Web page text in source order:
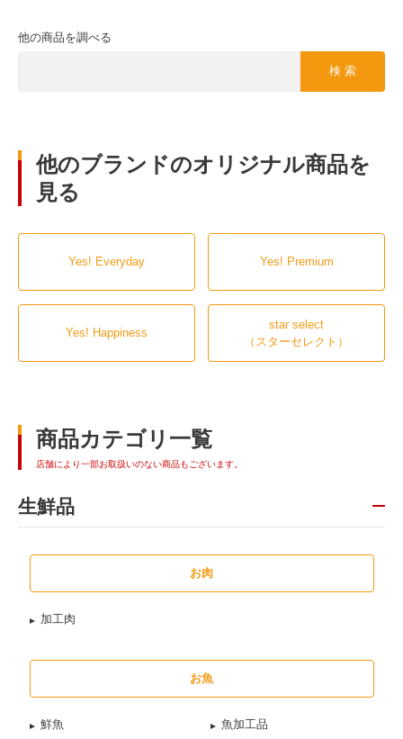
他の商品を調べる
検 索
他のブランドのオリジナル商品を
見る
Yes! Everyday Yes! Premium
Yes! Happiness
star select
（スターセレクト）
商品カテゴリ一覧
店舗により一部お取扱いのない商品もございます。
生鮮品
お肉
加工肉
お魚
鮮魚 魚加工品